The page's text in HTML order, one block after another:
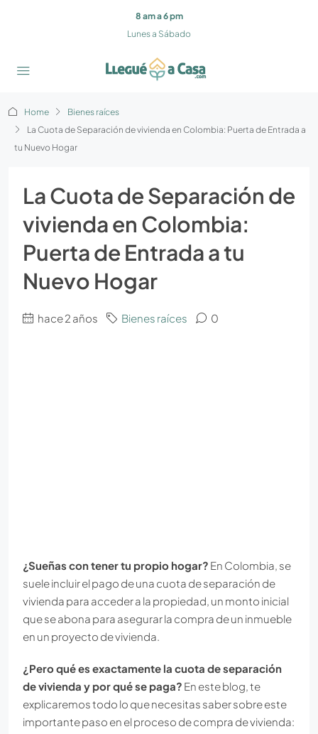
8 am a 6 pm
Lunes a Sábado
Home
Bienes raíces
La Cuota de Separación de vivienda en Colombia: Puerta de Entrada a
tu Nuevo Hogar
La Cuota de Separación de
vivienda en Colombia:
Puerta de Entrada a tu
Nuevo Hogar
hace 2 años Bienes raíces 0
¿Sueñas con tener tu propio hogar? En Colombia, se
suele incluir el pago de una cuota de separación de
vivienda para acceder a la propiedad, un monto inicial
que se abona para asegurar la compra de un inmueble
en un proyecto de vivienda.
¿Pero qué es exactamente la cuota de separación
de vivienda y por qué se paga? En este blog, te
explicaremos todo lo que necesitas saber sobre este
importante paso en el proceso de compra de vivienda: